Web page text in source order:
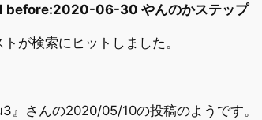
06-30 やんのかステップ
が検索にヒットしました。
さんの2020/05/10の投稿のようです。